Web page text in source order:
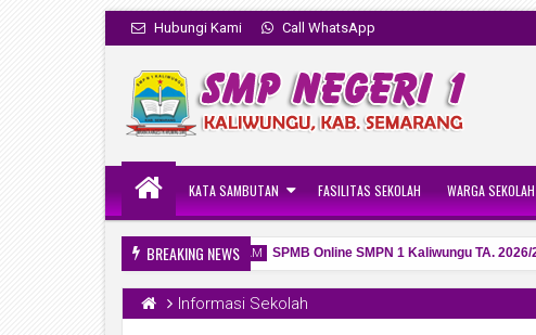
Hubungi Kami Call WhatsApp
KATA SAMBUTAN FASILITAS SEKOLAH WARGA SEKOLAH
BREAKING NEWS
Pelajaran 2026/2027 10:14 AM SPMB Online SMPN 1 Kaliwungu TA. 2026/
Informasi Sekolah